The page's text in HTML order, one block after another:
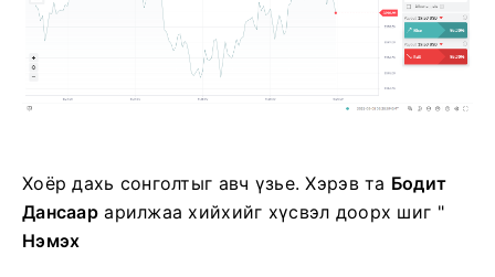
Хоёр дахь сонголтыг авч үзье. Хэрэв та Бодит
Дансаарарилжаа хийхийг хүсвэл доорх шиг "
Нэмэх